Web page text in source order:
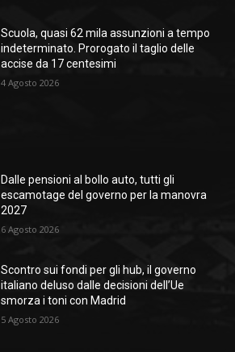
Scuola, quasi 62 mila assunzioni a tempo
indeterminato. Prorogato il taglio delle
accise da 17 centesimi
4 Agosto 2026
Dalle pensioni al bollo auto, tutti gli
escamotage del governo per la manovra
2027
6 Agosto 2026
Scontro sui fondi per gli hub, il governo
italiano deluso dalle decisioni dell’Ue
smorza i toni con Madrid
5 Agosto 2026